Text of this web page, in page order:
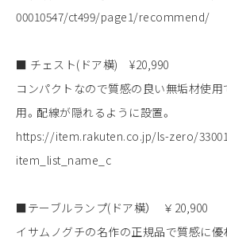
00010547/ct499/page1/recommend/
■ チェスト(ドア横) ¥20,990
コンパクトなので質感の良い無垢材使
用。配線が隠れるように設置。
https://item.rakuten.co.jp/ls-zero/
item_list_name_c
■テーブルランプ(ドア横） ￥20,900
イサムノグチの名作の正規品で質感に